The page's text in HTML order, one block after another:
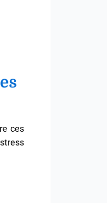
ces